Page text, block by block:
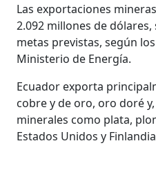
Las exportaciones
2.092 millones de
metas previstas, según
Ministerio de Energía.
Ecuador exporta
cobre y de oro, oro doré
minerales como plata,
Estados Unidos y